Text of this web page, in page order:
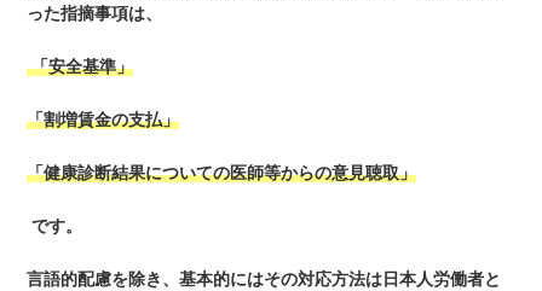
った指摘事項は、
「安全基準」
「割増賃金の支払」
「健康診断結果についての医師等からの意見聴取」
です。
言語的配慮を除き、基本的にはその対応方法は日本人労働者と